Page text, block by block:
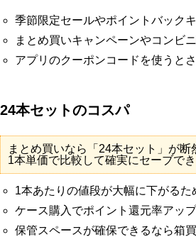
季節限定セールやポイントバック
まとめ買いキャンペーンやコンビ
アプリのクーポンコードを使うと
24本セットのコスパ
まとめ買いなら「24本セット」が断
1本単価で比較して確実にセーブでき
1本あたりの値段が大幅に下がる
ケース購入でポイント還元率アッ
保管スペースが確保できるなら箱